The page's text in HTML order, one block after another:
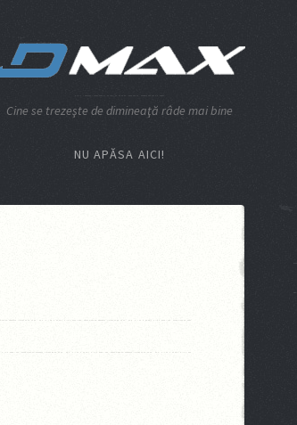
Cine se trezeşte de dimineaţă râde mai bine
NU APĂSA AICI!